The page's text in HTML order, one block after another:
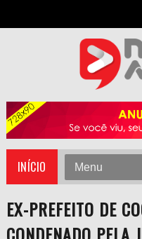
INÍCIO
EX-PREFEITO DE